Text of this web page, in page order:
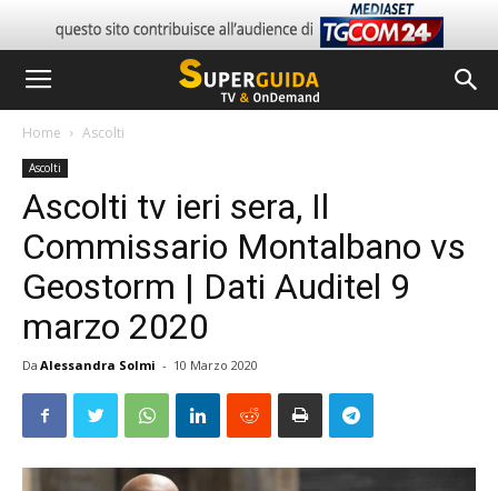
Home Ascolti
Ascolti
Ascolti tv ieri sera, Il
Commissario Montalbano vs
Geostorm | Dati Auditel 9
marzo 2020
Da Alessandra Solmi - 10 Marzo 2020